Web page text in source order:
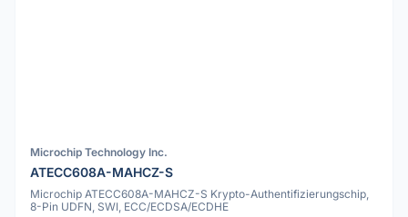
Microchip Technology Inc.
ATECC608A-MAHCZ-S
Microchip ATECC608A-MAHCZ-S Krypto-Authentifizierungschip,
8-Pin UDFN, SWI, ECC/ECDSA/ECDHE